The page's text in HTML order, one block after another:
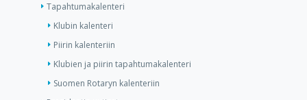
Tapahtumakalenteri
Klubin kalenteri
Piirin kalenteriin
Klubien ja piirin tapahtumakalenteri
Suomen Rotaryn kalenteriin